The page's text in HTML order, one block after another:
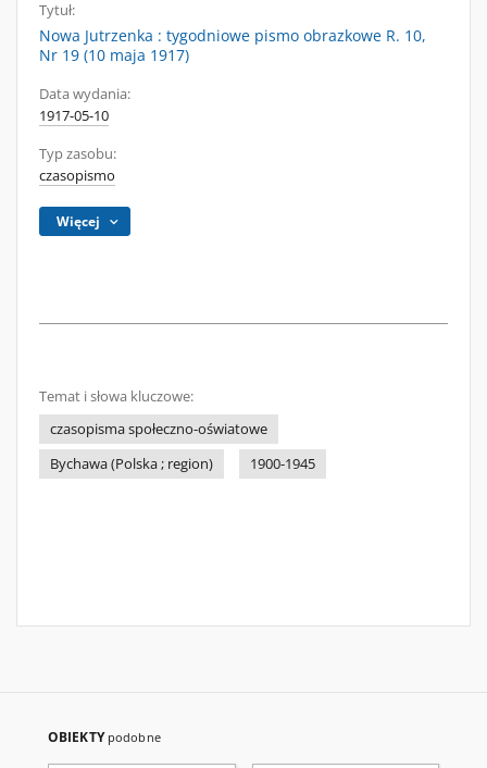
Tytuł:
Nowa Jutrzenka : tygodniowe pismo obrazkowe R. 10,
Nr 19 (10 maja 1917)
Data wydania:
1917-05-10
Typ zasobu:
czasopismo
Więcej
Temat i słowa kluczowe:
czasopisma społeczno-oświatowe
Bychawa (Polska ; region)
1900-1945
OBIEKTY podobne